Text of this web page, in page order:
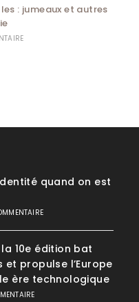
: jumeaux et autres
quand on est
10e édition bat
propulse l’Europe
ère technologique